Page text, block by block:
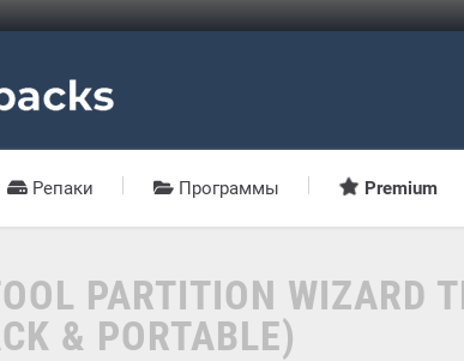
Репаки Программы Premium
PARTITION WIZARD
& PORTABLE)